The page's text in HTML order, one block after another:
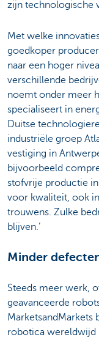
zijn technologische
Met welke
goedkoper
naar een hoger
verschillende
noemt onder meer
specialiseert in
Duitse
industriële groep
vestiging in
bijvoorbeeld
stofvrije productie
voor kwaliteit, ook
trouwens. Zulke
blijven.’
Minder
Steeds meer werk,
geavanceerde
MarketsandMarkets
robotica wereldwijd